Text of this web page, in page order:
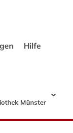
Hilfe
Münster